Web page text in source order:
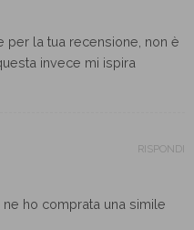
per la tua recensione, non è
invece mi ispira
ho comprata una simile
RISPONDI